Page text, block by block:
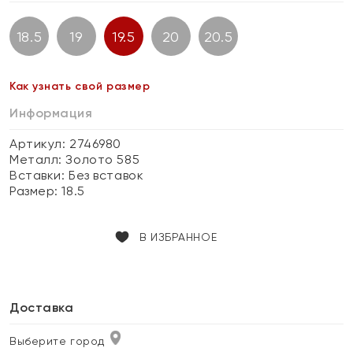
18.5 19 19.5 20 20.5
Как узнать свой размер
Информация
Артикул: 2746980
Металл:Золото 585
Вставки:Без вставок
Размер:18.5
В ИЗБРАННОЕ
Доставка
Выберите город